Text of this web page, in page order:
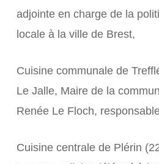
adjointe en charge de la
locale à la ville de Brest,
Cuisine communale de
Le Jalle, Maire de la
Renée Le Floch,
Cuisine centrale de Plérin